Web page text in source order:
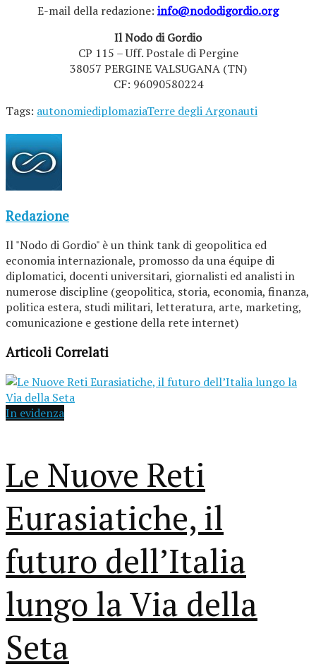
E-mail della redazione: info@nododigordio.org
Il Nodo di Gordio
CP 115 – Uff. Postale di Pergine
38057 PERGINE VALSUGANA (TN)
CF: 96090580224
Tags: autonomiediplomaziaTerre degli Argonauti
Redazione
Il "Nodo di Gordio" è un think tank di geopolitica ed
economia internazionale, promosso da una équipe di
diplomatici, docenti universitari, giornalisti ed analisti in
numerose discipline (geopolitica, storia, economia, finanza,
politica estera, studi militari, letteratura, arte, marketing,
comunicazione e gestione della rete internet)
Articoli Correlati
In evidenza
Le Nuove Reti
Eurasiatiche, il
futuro dell’Italia
lungo la Via della
Seta